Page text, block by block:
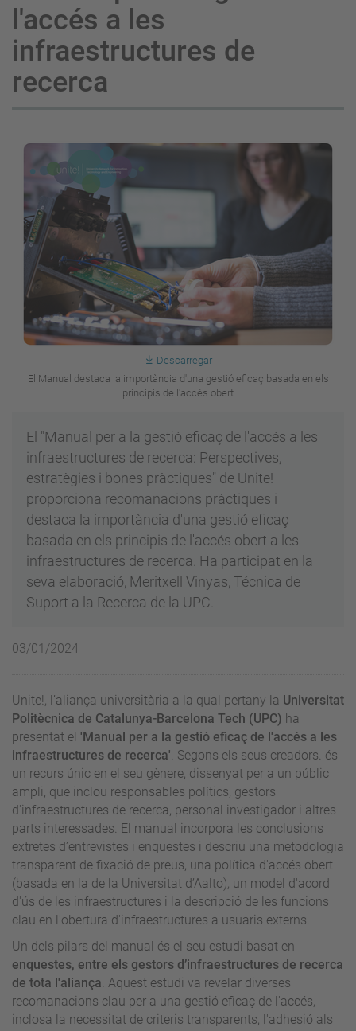
l'accés a les
infraestructures de
recerca
Descarregar
El Manual destaca la importància d'una gestió eficaç basada en els
principis de l'accés obert
El "Manual per a la gestió eficaç de l'accés a les
infraestructures de recerca: Perspectives,
estratègies i bones pràctiques" de Unite!
proporciona recomanacions pràctiques i
destaca la importància d'una gestió eficaç
basada en els principis de l'accés obert a les
infraestructures de recerca. Ha participat en la
seva elaboració, Meritxell Vinyas, Técnica de
Suport a la Recerca de la UPC.
03/01/2024
Unite!, l’aliança universitària a la qual pertany la Universitat
Politècnica de Catalunya-Barcelona Tech (UPC) ha
presentat el 'Manual per a la gestió eficaç de l'accés a les
infraestructures de recerca'. Segons els seus creadors. és
un recurs únic en el seu gènere, dissenyat per a un públic
ampli, que inclou responsables polítics, gestors
d'infraestructures de recerca, personal investigador i altres
parts interessades. El manual incorpora les conclusions
extretes d’entrevistes i enquestes i descriu una metodologia
transparent de fixació de preus, una política d'accés obert
(basada en la de la Universitat d’Aalto), un model d'acord
d'ús de les infraestructures i la descripció de les funcions
clau en l'obertura d'infraestructures a usuaris externs.
Un dels pilars del manual és el seu estudi basat en
enquestes, entre els gestors d’infraestructures de recerca
de tota l'aliança. Aquest estudi va revelar diverses
recomanacions clau per a una gestió eficaç de l'accés,
inclosa la necessitat de criteris transparents, l'adhesió als